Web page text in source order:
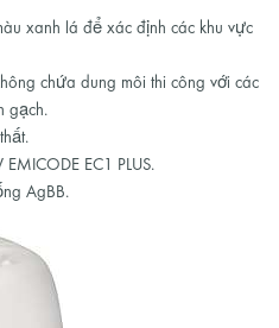
xanh lá để xác định các khu vực
chứa dung môi thi công với các
gạch.
EC1 PLUS.
AgBB.